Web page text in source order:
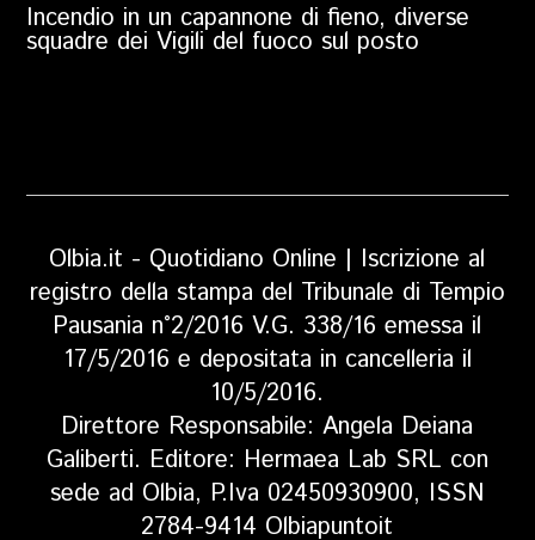
Incendio in un capannone di fieno, diverse
squadre dei Vigili del fuoco sul posto
Olbia.it - Quotidiano Online | Iscrizione al
registro della stampa del Tribunale di Tempio
Pausania n°2/2016 V.G. 338/16 emessa il
17/5/2016 e depositata in cancelleria il
10/5/2016.
Direttore Responsabile: Angela Deiana
Galiberti. Editore: Hermaea Lab SRL con
sede ad Olbia, P.Iva 02450930900, ISSN
2784-9414 Olbiapuntoit